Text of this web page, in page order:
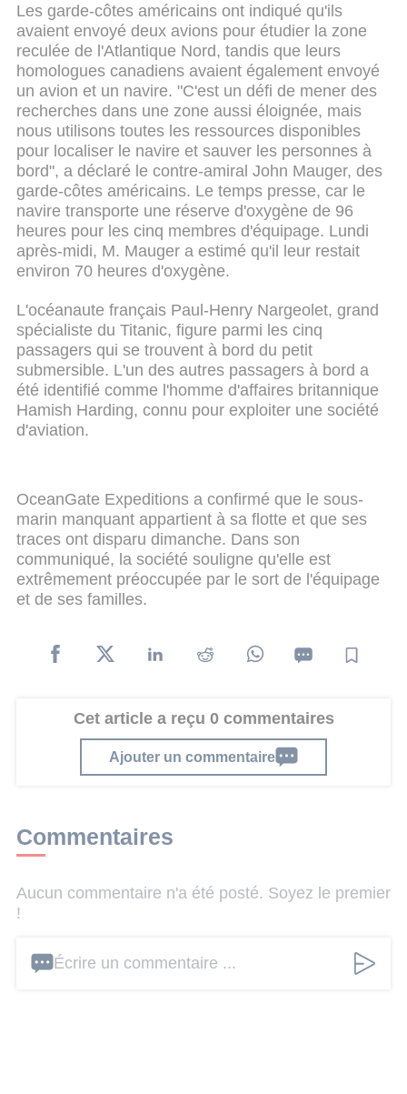
Les garde-côtes américains ont indiqué qu'ils
avaient envoyé deux avions pour étudier la zone
reculée de l'Atlantique Nord, tandis que leurs
homologues canadiens avaient également envoyé
un avion et un navire. "C'est un défi de mener des
recherches dans une zone aussi éloignée, mais
nous utilisons toutes les ressources disponibles
pour localiser le navire et sauver les personnes à
bord", a déclaré le contre-amiral John Mauger, des
garde-côtes américains. Le temps presse, car le
navire transporte une réserve d'oxygène de 96
heures pour les cinq membres d'équipage. Lundi
après-midi, M. Mauger a estimé qu'il leur restait
environ 70 heures d'oxygène.
L'océanaute français Paul-Henry Nargeolet, grand
spécialiste du Titanic, figure parmi les cinq
passagers qui se trouvent à bord du petit
submersible. L'un des autres passagers à bord a
été identifié comme l'homme d'affaires britannique
Hamish Harding, connu pour exploiter une société
d'aviation.
OceanGate Expeditions a confirmé que le sous-
marin manquant appartient à sa flotte et que ses
traces ont disparu dimanche. Dans son
communiqué, la société souligne qu'elle est
extrêmement préoccupée par le sort de l'équipage
et de ses familles.
Cet article a reçu 0 commentaires
Ajouter un commentaire
Commentaires
Aucun commentaire n'a été posté. Soyez le premier
!
Écrire un commentaire ...